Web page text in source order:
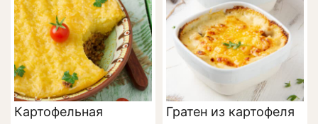
Картофельная
Гратен из картофеля